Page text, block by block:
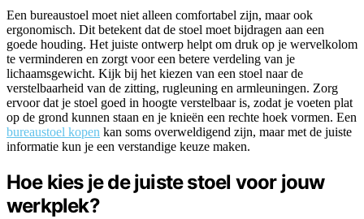
Een bureaustoel moet niet alleen comfortabel zijn, maar ook
ergonomisch. Dit betekent dat de stoel moet bijdragen aan een
goede houding. Het juiste ontwerp helpt om druk op je wervelkolom
te verminderen en zorgt voor een betere verdeling van je
lichaamsgewicht. Kijk bij het kiezen van een stoel naar de
verstelbaarheid van de zitting, rugleuning en armleuningen. Zorg
ervoor dat je stoel goed in hoogte verstelbaar is, zodat je voeten plat
op de grond kunnen staan en je knieën een rechte hoek vormen. Een
bureaustoel kopen kan soms overweldigend zijn, maar met de juiste
informatie kun je een verstandige keuze maken.
Hoe kies je de juiste stoel voor jouw
werkplek?